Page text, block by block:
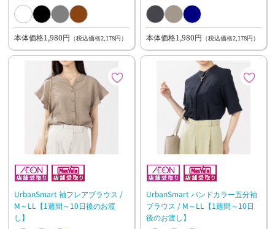
本体価格1,980円 （税込価格2,178円） 本体価格1,980円 （税込価格2,178円）
UrbanSmart 袖フレアブラウス /
M～LL【1週間～10日後のお渡
し】
UrbanSmart バンドカラー五分袖
ブラウス / M～LL【1週間～10日
後のお渡し】